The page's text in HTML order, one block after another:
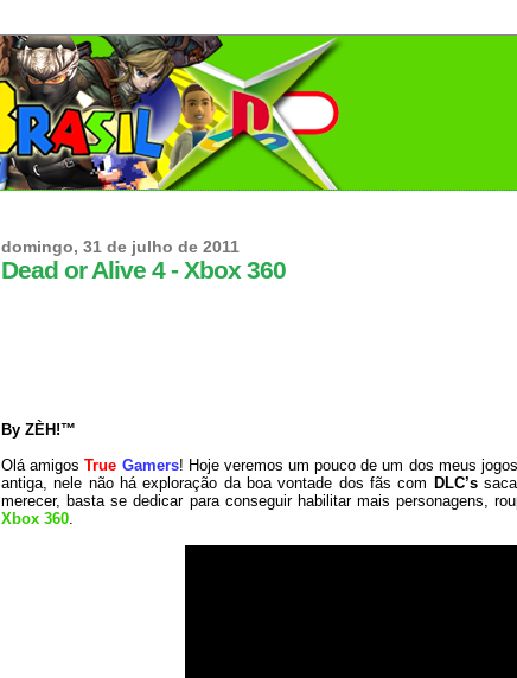
domingo, 31 de julho de 2011
Dead or Alive 4 - Xbox 360
By ZÈH!™
Olá amigosTrue Gamers! Hoje veremos um pouco de um dos meus
antiga, nele não há exploração da boa vontade dos fãs com DLC’s
merecer, basta se dedicar para conseguir habilitar mais personagens,
Xbox 360.